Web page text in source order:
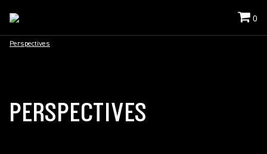
0
Perspectives
PERSPECTIVES